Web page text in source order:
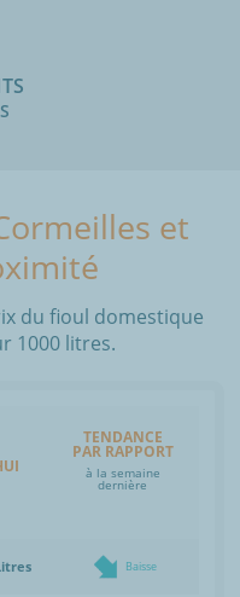
et
du fioul domestique
1000 litres.
TENDANCE
PAR RAPPORT
à la semaine
dernière
Baisse